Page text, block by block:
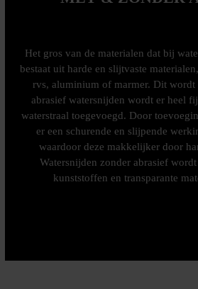
Het gros van de materialen dat bij
bestaat uit harde en slijtvaste
rvs, aluminium of marmer. Dit wordt
abrasief watersnijden wordt er heel
waterstraal toegevoegd. Door
er een schurende en slijpende
waardoor deze makkelijker door
Watersnijden zonder abrasief
kunststoffen en transparante